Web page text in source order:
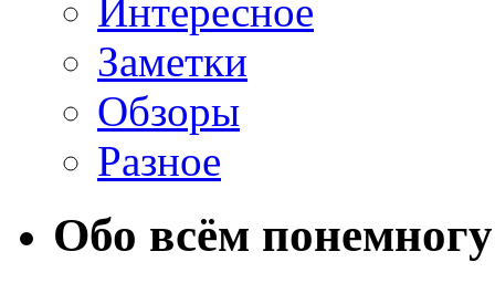
Интересное
Заметки
Обзоры
Разное
Обо всём понемногу